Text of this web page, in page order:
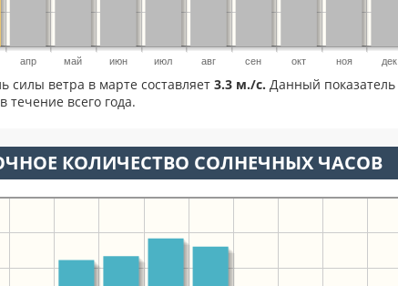
апр май июн июл авг сен окт ноя дек
силы ветра в марте составляет 3.3 м./с. Данный показатель
течение всего года.
КОЛИЧЕСТВО СОЛНЕЧНЫХ ЧАСОВ